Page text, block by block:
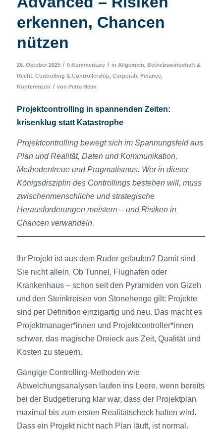
erkennen, Chancen
nützen
28. Oktober 2025 / 0 Kommentare / in Allgemein, Betriebswirtschaft &
Recht, Controlling & Controllership, Corporate Finance,
Konferenzen / von Petra Helm
Projektcontrolling in spannenden Zeiten:
krisenklug statt Katastrophe
Projektcontrolling bewegt sich im Spannungsfeld aus
Plan und Realität, Daten und Kommunikation,
Methodentreue und Pragmatismus. Wer in dieser
Königsdisziplin des Controllings bestehen will, muss
zwischenmenschliche und strategische
Herausforderungen meistern – und Risiken in
Chancen verwandeln.
Ihr Projekt ist aus dem Ruder gelaufen? Damit sind
Sie nicht allein. Ob Tunnel, Flughafen oder
Krankenhaus – schon seit den Pyramiden von Gizeh
und den Steinkreisen von Stonehenge gilt: Projekte
sind per Definition einzigartig und neu. Das macht es
Projektmanager*innen und Projektcontroller*innen
schwer, das magische Dreieck aus Zeit, Qualität und
Kosten zu steuern.
Gängige Controlling-Methoden wie
Abweichungsanalysen laufen ins Leere, wenn bereits
bei der Budgetierung klar war, dass der Projektplan
maximal bis zum ersten Realitätscheck halten wird.
Dass ein Projekt nicht nach Plan läuft, ist normal.